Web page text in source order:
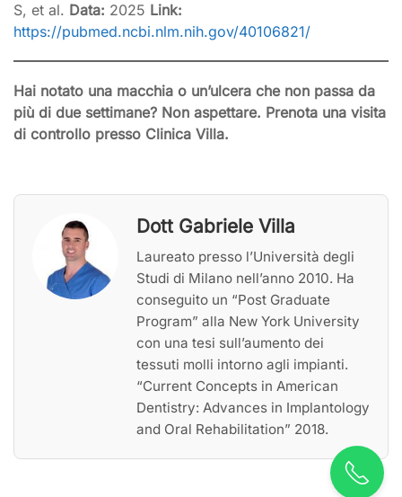
S, et al. Data: 2025 Link:
https://pubmed.ncbi.nlm.nih.gov/40106821/
Hai notato una macchia o un’ulcera che non passa da
più di due settimane? Non aspettare. Prenota una visita
di controllo presso Clinica Villa.
Dott Gabriele Villa
Laureato presso l’Università degli
Studi di Milano nell’anno 2010. Ha
conseguito un “Post Graduate
Program” alla New York University
con una tesi sull’aumento dei
tessuti molli intorno agli impianti.
“Current Concepts in American
Dentistry: Advances in Implantology
and Oral Rehabilitation” 2018.